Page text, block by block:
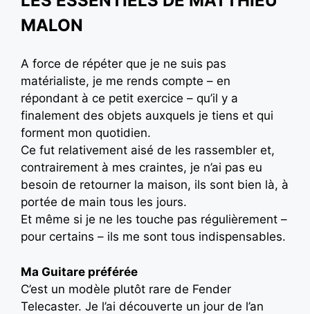
MALON
A force de répéter que je ne suis pas
matérialiste, je me rends compte – en
répondant à ce petit exercice – qu’il y a
finalement des objets auxquels je tiens et qui
forment mon quotidien.
Ce fut relativement aisé de les rassembler et,
contrairement à mes craintes, je n’ai pas eu
besoin de retourner la maison, ils sont bien là, à
portée de main tous les jours.
Et même si je ne les touche pas régulièrement –
pour certains – ils me sont tous indispensables.
Ma Guitare préférée
C’est un modèle plutôt rare de Fender
Telecaster. Je l’ai découverte un jour de l’an